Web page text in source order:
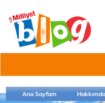
Ana Sayfam Hakkımda